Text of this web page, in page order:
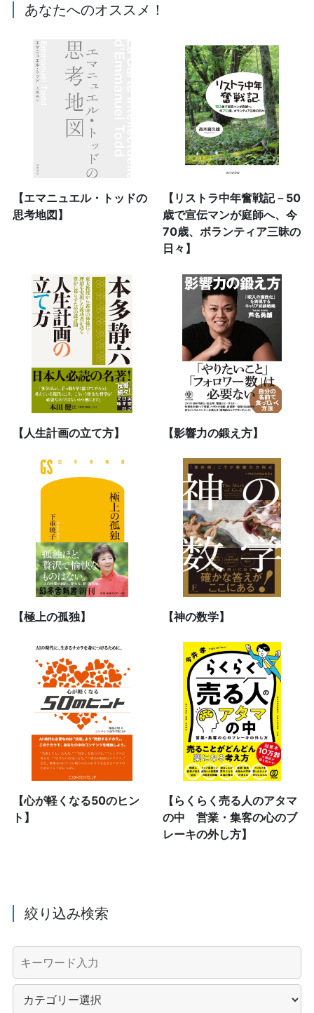
あなたへのオススメ！
【エマニュエル・トッドの
思考地図】
【リストラ中年奮戦記－50
歳で宣伝マンが庭師へ、今
70歳、ボランティア三昧の
日々】
【人生計画の立て方】 【影響力の鍛え方】
【極上の孤独】 【神の数学】
【心が軽くなる50のヒン
ト】
【らくらく売る人のアタマ
の中 営業・集客の心のブ
レーキの外し方】
絞り込み検索